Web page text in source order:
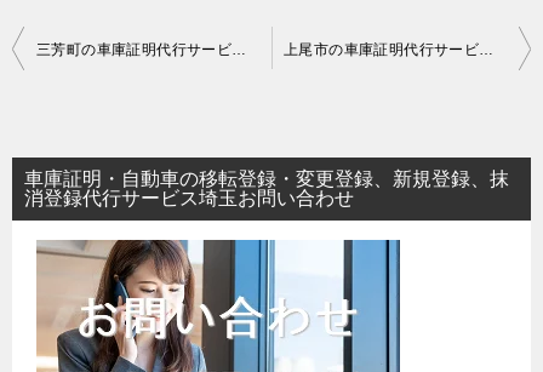
投
ビ
ゲ
三芳町の車庫証明代行サービス｜埼玉県 上尾市の車庫証明代行サービス｜埼玉県
車庫証明・自動車の移転登録・変更登録、新規登録、抹
消登録代行サービス埼玉お問い合わせ